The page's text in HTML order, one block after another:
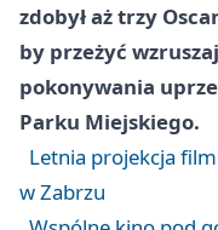
zdobył aż trzy
by przeżyć
pokonywania
Parku Miejskiego.
Letnia projekcja
w Zabrzu